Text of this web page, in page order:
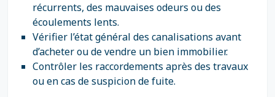
récurrents, des mauvaises odeurs ou des
écoulements lents.
Vérifier l’état général des canalisations avant
d’acheter ou de vendre un bien immobilier.
Contrôler les raccordements après des travaux
ou en cas de suspicion de fuite.